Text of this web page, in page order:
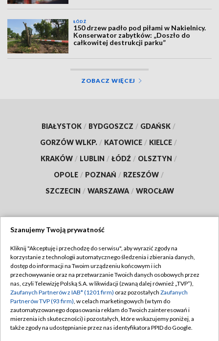
ŁÓDŹ
150 drzew padło pod piłami w Nakielnicy.
Konserwator zabytków: „Doszło do
całkowitej destrukcji parku”
ZOBACZ WIĘCEJ
BIAŁYSTOK / BYDGOSZCZ / GDAŃSK /
GORZÓW WLKP. / KATOWICE / KIELCE /
KRAKÓW / LUBLIN / ŁÓDŹ / OLSZTYN /
OPOLE / POZNAŃ / RZESZÓW /
SZCZECIN / WARSZAWA / WROCŁAW
TVP
Abonament TVP
Emisja w TVP
Centrum informacji TVP
Naziemna Telewizja Cyfrowa
Regulamin TVP
Polityka prywatności
Moje zgody
Pomoc
Szanujemy Twoją prywatność
Kliknij "Akceptuję i przechodzę do serwisu", aby wyrazić zgody na
korzystanie z technologii automatycznego śledzenia i zbierania danych,
dostęp do informacji na Twoim urządzeniu końcowym i ich
przechowywanie oraz na przetwarzanie Twoich danych osobowych przez
nas, czyli Telewizję Polską S.A. w likwidacji (zwaną dalej również „TVP”),
Zaufanych Partnerów z IAB* (1201 firm) oraz pozostałych Zaufanych
Partnerów TVP (93 firm), w celach marketingowych (w tym do
zautomatyzowanego dopasowania reklam do Twoich zainteresowań i
mierzenia ich skuteczności) i pozostałych, które wskazujemy poniżej, a
także zgody na udostępnianie przez nas identyfikatora PPID do Google.